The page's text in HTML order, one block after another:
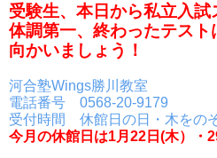
受験生、本日から私立入試
体調第一、終わったテス
向かいましょう！
河合塾Wings勝川教室
電話番号 0568-20-9179
受付時間 休館日の日・木をの
今月の休館日は1月22日(木）・